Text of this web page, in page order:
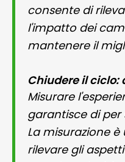
consente di
l'impatto dei
mantenere il
Chiudere il ciclo:
Misurare
garantisce di per
La misurazione
rilevare gli